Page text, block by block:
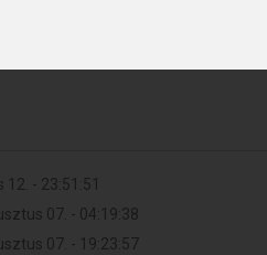
12. - 23:51:51
07. - 04:19:38
07. - 19:23:57